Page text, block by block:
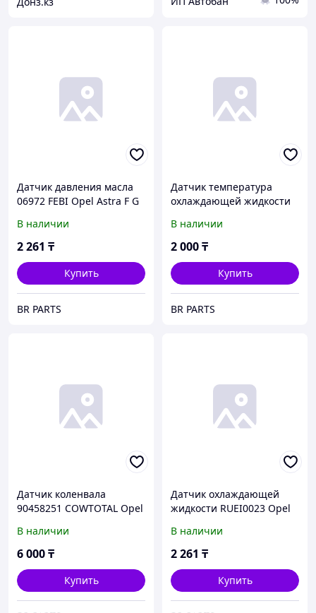
Датчик давления масла
06972 FEBI Opel Astra F G
Vectra
В наличии
2 261 ₸
Купить
BR PARTS
Датчик температура
охлаждающей жидкости
Astra G Vectra B Omega B
1.4 2.5 1.7 2.3
В наличии
2 000₸
Купить
BR PARTS
Датчик коленвала
90458251 COWTOTAL Opel
2.0 16V VECTRA-A/B 1.8
16V
В наличии
6 000₸
Купить
Датчик охлаждающей
жидкости RUEI0023 Opel
В наличии
2 261 ₸
Купить